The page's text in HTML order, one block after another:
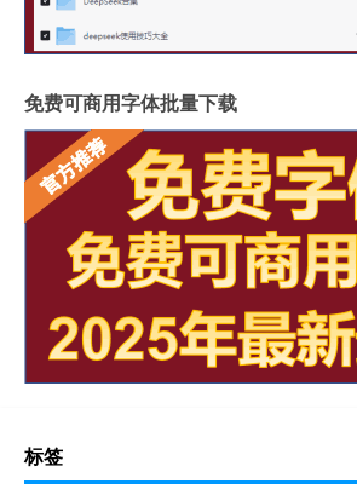
免费可商用字体批量下载
标签